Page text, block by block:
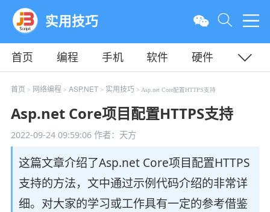
实用技巧
首页 编程 手机 软件
硬件
教程
平面 服务器
首页 > 网络编程 > ASP.NET > 实用技巧 > Asp.net Core配置HTTPS支持
Asp.net Core项目配置HTTPS支持
2022-09-24 09:59:06作者：天方
这篇文章介绍了Asp.net Core项目配置HTTPS
支持的方法，文中通过示例代码介绍的非常详
细。对大家的学习或工作具有一定的参考借鉴